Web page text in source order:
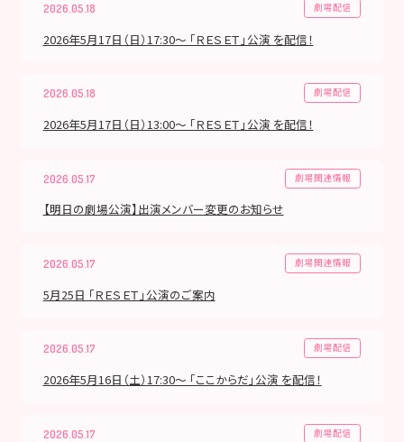
2026.05.18 劇場配信
2026年5月17日（日）17:30～ 「ＲＥＳＥＴ」公演 を配信！
2026.05.18 劇場配信
2026年5月17日（日）13:00～ 「ＲＥＳＥＴ」公演 を配信！
2026.05.17 劇場関連情報
【明日の劇場公演】出演メンバー変更のお知らせ
2026.05.17 劇場関連情報
5月25日 「ＲＥＳＥＴ」公演のご案内
2026.05.17 劇場配信
2026年5月16日（土）17:30～ 「ここからだ」公演 を配信！
2026.05.17 劇場配信